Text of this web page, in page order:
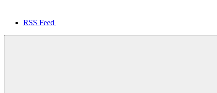
RSS Feed